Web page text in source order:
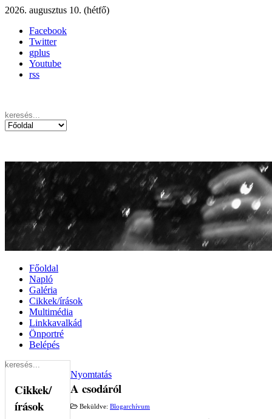
2026. augusztus 10. (hétfő)
Facebook
Twitter
gplus
Youtube
rss
Főoldal
Napló
Galéria
Cikkek/írások
Multimédia
Linkkavalkád
Önportré
Belépés
Nyomtatás
A csodáról
Beküldve: Blogarchívum
Cikkek/
írások